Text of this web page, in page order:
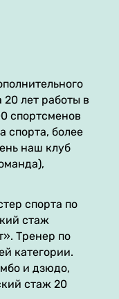
лет работы в
спортсменов
спорта, более
наш клуб
спорта по
стаж
Тренер по
категории.
и дзюдо,
стаж 20